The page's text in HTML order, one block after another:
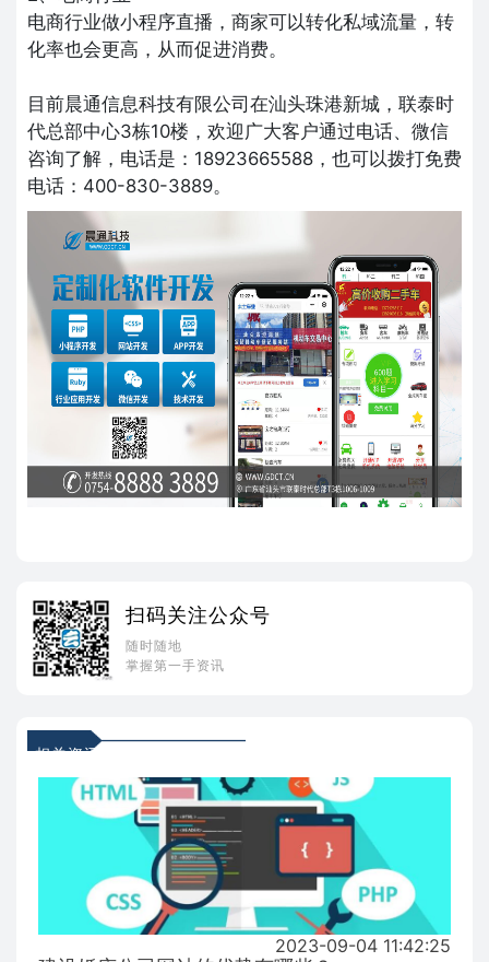
电商行业做小程序直播，商家可以转化私域流量，转
化率也会更高，从而促进消费。
目前晨通信息科技有限公司在汕头珠港新城，联泰时
代总部中心3栋10楼，欢迎广大客户通过电话、微信
咨询了解，电话是：18923665588，也可以拨打免费
电话：400-830-3889。
扫码关注公众号
随时随地
掌握第一手资讯
相关资讯
2023-09-04 11:42:25